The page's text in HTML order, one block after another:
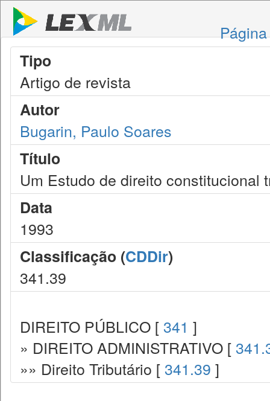
Tipo
Artigo de revista
Autor
Bugarin, Paulo Soares
Título
Um Estudo de direito constitucional
Data
1993
Classificação (CDDir)
341.39
DIREITO PÚBLICO [ 341 ]
» DIREITO ADMINISTRATIVO [
»» Direito Tributário [ 341.39 ]